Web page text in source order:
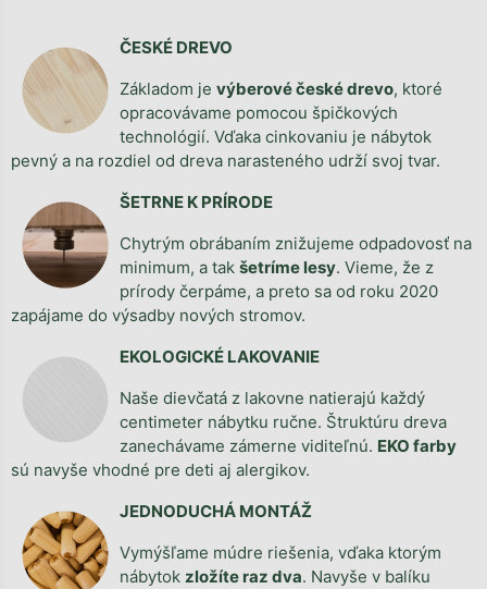
ČESKÉ DREVO
Základom je výberové české drevo, ktoré
opracovávame pomocou špičkových
technológií. Vďaka cinkovaniu je nábytok
pevný a na rozdiel od dreva narasteného udrží svoj tvar.
ŠETRNE K PRÍRODE
Chytrým obrábaním znižujeme odpadovosť na
minimum, a tak šetríme lesy. Vieme, že z
prírody čerpáme, a preto sa od roku 2020
zapájame do výsadby nových stromov.
EKOLOGICKÉ LAKOVANIE
Naše dievčatá z lakovne natierajú každý
centimeter nábytku ručne. Štruktúru dreva
zanechávame zámerne viditeľnú. EKO farby
sú navyše vhodné pre deti aj alergikov.
JEDNODUCHÁ MONTÁŽ
Vymýšľame múdre riešenia, vďaka ktorým
nábytok zložíte raz dva. Navyše v balíku